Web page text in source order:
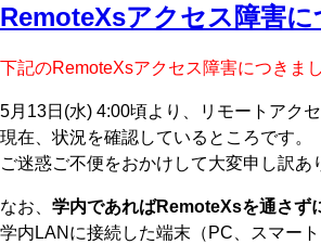
RemoteXsアクセス障害
下記のRemoteXsアクセス障害につきま
5月13日(水) 4:00頃より、リモートアク
現在、状況を確認しているところです。
ご迷惑ご不便をおかけして大変申し訳あ
なお、 学内であればRemoteXsを通さず
学内LANに接続した端末（PC、スマー